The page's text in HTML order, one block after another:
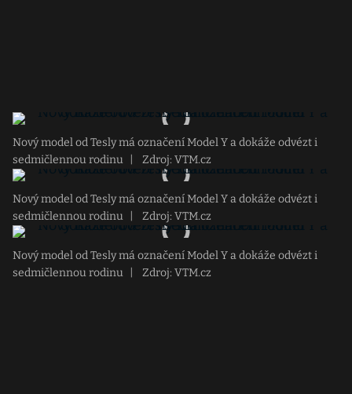
Nový model od Tesly má označení Model Y a dokáže odvézt i
sedmičlennou rodinu
Zdroj: VTM.cz
Nový model od Tesly má označení Model Y a dokáže odvézt i
sedmičlennou rodinu
Zdroj: VTM.cz
Nový model od Tesly má označení Model Y a dokáže odvézt i
sedmičlennou rodinu
Zdroj: VTM.cz